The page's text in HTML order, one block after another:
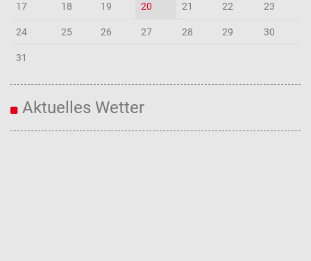
17 18 19 20 21 22 23
24 25 26 27 28 29 30
31
Aktuelles Wetter